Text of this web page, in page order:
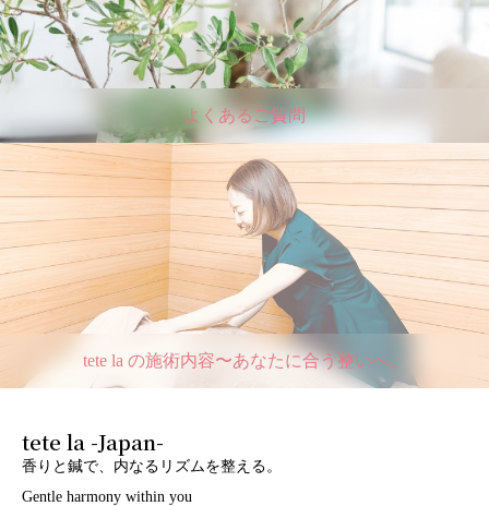
よくあるご質問
tete la の施術内容〜あなたに合う整いへ。
tete la -Japan-
香りと鍼で、内なるリズムを整える。
Gentle harmony within you